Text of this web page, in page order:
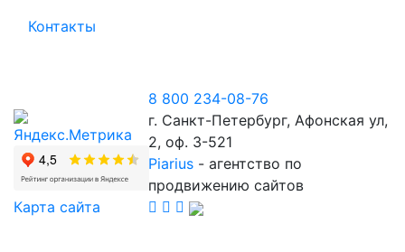
Контакты
Карта сайта
8 800 234-08-76
г. Санкт-Петербург, Афонская ул,
2, оф. 3-521
Piarius - агентство по
продвижению сайтов